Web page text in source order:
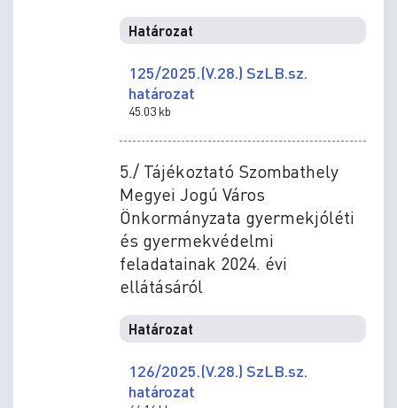
Határozat
125/2025.(V.28.) SzLB.sz.
határozat
45.03 kb
5./ Tájékoztató Szombathely
Megyei Jogú Város
Önkormányzata gyermekjóléti
és gyermekvédelmi
feladatainak 2024. évi
ellátásáról
Határozat
126/2025.(V.28.) SzLB.sz.
határozat